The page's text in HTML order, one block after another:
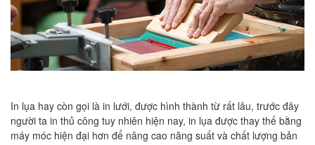
In lụa hay còn gọi là in lưới, được hình thành từ rất lâu, trước đây
người ta in thủ công tuy nhiên hiện nay, in lụa được thay thế bằng
máy móc hiện đại hơn để nâng cao năng suất và chất lượng bản